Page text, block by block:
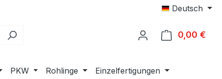
Deutsch
0,00 €
PKW Rohlinge Einzelfertigungen